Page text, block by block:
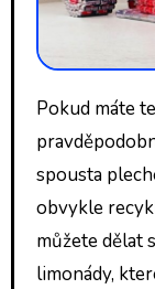
Pokud máte tendenci pít hodně sody, je
spousta
obvykle
můžete dělat
limonády,